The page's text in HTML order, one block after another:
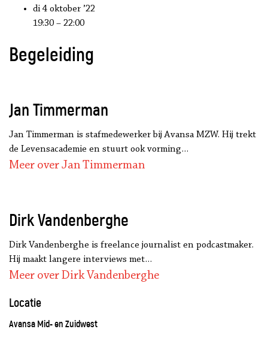
di 4 oktober ’22
19:30 – 22:00
Begeleiding
Jan Timmerman
Jan Timmerman is stafmedewerker bij Avansa MZW. Hij trekt
de Levensacademie en stuurt ook vorming…
Meer over Jan Timmerman
Dirk Vandenberghe
Dirk Vandenberghe is freelance journalist en podcastmaker.
Hij maakt langere interviews met…
Meer over Dirk Vandenberghe
Locatie
Avansa Mid- en Zuidwest